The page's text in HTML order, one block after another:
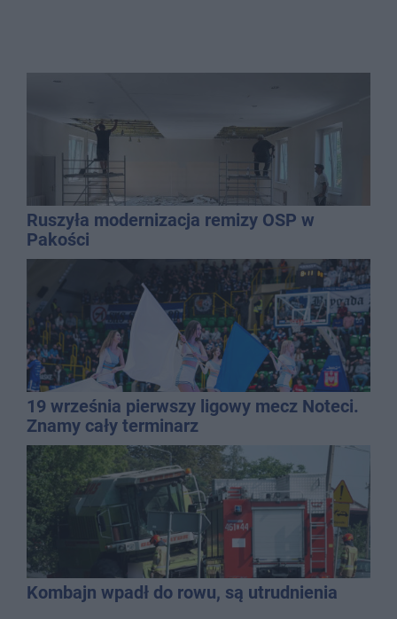
Ruszyła modernizacja remizy OSP w
Pakości
19 września pierwszy ligowy mecz Noteci.
Znamy cały terminarz
Kombajn wpadł do rowu, są utrudnienia